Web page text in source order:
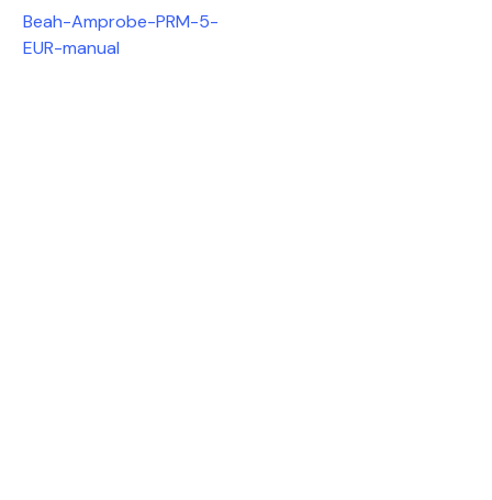
Beah-Amprobe-PRM-5-
EUR-manual